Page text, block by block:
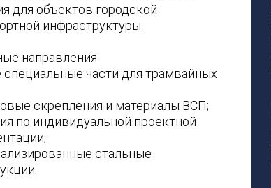
для объектов городской
инфраструктуры.
направления:
специальные части для трамвайных
скрепления и материалы ВСП;
по индивидуальной проектной
стальные